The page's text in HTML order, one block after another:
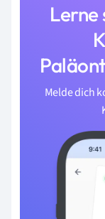
Lerne
Melde dich